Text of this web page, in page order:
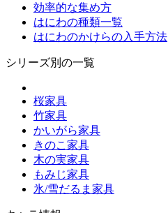
効率的な集め方
はにわの種類一覧
はにわのかけらの入手方法
シリーズ別の一覧
桜家具
竹家具
かいがら家具
きのこ家具
木の実家具
もみじ家具
氷/雪だるま家具